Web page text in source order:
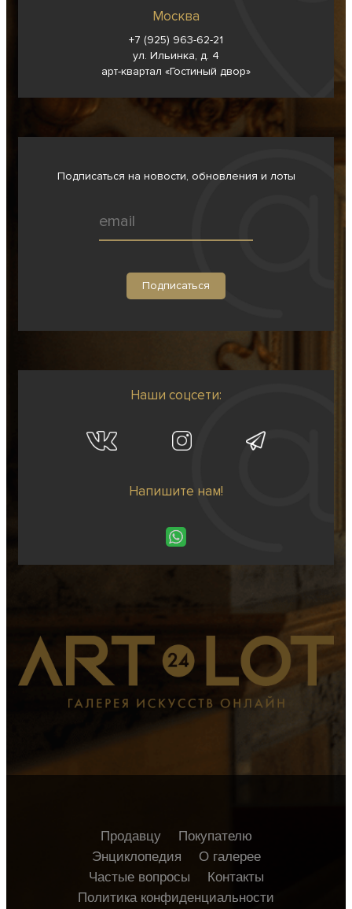
Москва
+7 (925) 963-62-21
ул. Ильинка, д. 4
арт-квартал «Гостиный двор»
Подписаться на новости, обновления и лоты
Наши соцсети:
Напишите нам!
Продавцу
Покупателю
Энциклопедия
О галерее
Частые вопросы
Контакты
Политика конфиденциальности